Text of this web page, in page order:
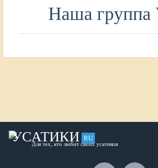
Наша группа
УСАТИКИ RU
Для тех, кто любит своих усатиков